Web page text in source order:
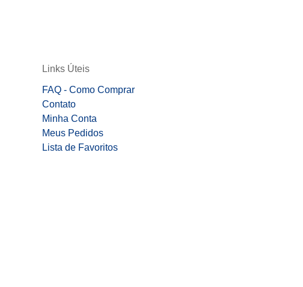
Links Úteis
FAQ - Como Comprar
Contato
Minha Conta
Meus Pedidos
Lista de Favoritos